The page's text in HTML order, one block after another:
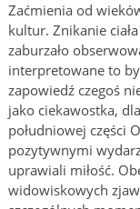
Zaćmienia od
kultur. Znikanie
zaburzało
interpretowane to
zapowiedź czegoś
jako ciekawostka,
południowej części
pozytywnymi
uprawiali miłość.
widowiskowych